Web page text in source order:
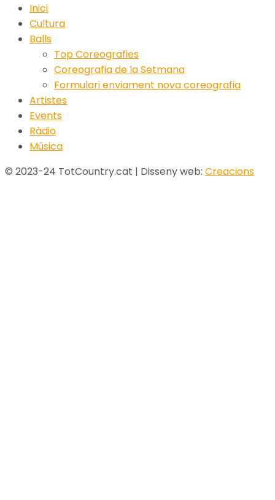
Inici
Cultura
Balls
Top Coreografies
Coreografia de la Setmana
Formulari enviament nova coreografia
Artistes
Events
Ràdio
Música
© 2023-24 TotCountry.cat | Disseny web: Creacions